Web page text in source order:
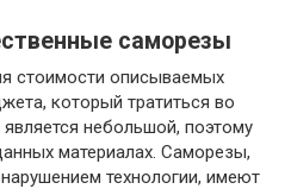
саморезы
стоимости описываемых
который тратиться во
небольшой, поэтому
материалах. Саморезы,
технологии, имеют